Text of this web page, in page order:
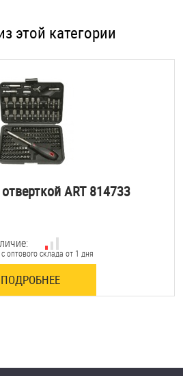
этой категории
ART 814733
оптового склада от 1 дня
ПОДРОБНЕЕ